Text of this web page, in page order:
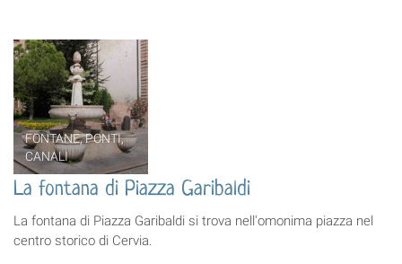
FONTANE, PONTI,
CANALI
La fontana di Piazza Garibaldi
La fontana di Piazza Garibaldi si trova nell'omonima piazza nel
centro storico di Cervia.